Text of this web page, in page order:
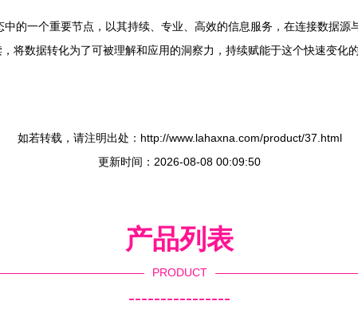
的一个重要节点，以其持续、专业、高效的信息服务，在连接数据
将数据转化为了可被理解和应用的洞察力，持续赋能于这个快速变化
如若转载，请注明出处：http://www.lahaxna.com/product/37.html
更新时间：2026-08-08 00:09:50
产品列表
PRODUCT
----------------